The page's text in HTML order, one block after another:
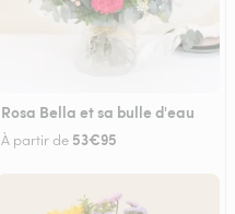
Rosa Bella et sa bulle d'eau
À partir de 53€95